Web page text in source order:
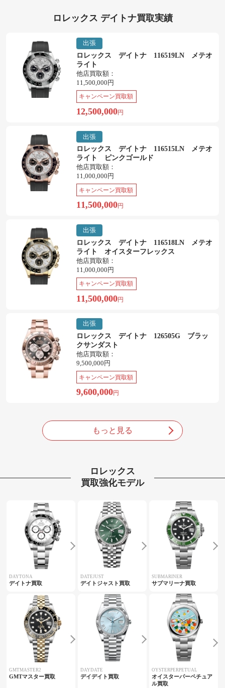
ロレックス デイトナ買取実績
出張
ロレックス デイトナ 116519LN メテオ
ライト
他店買取額：
11,500,000円
キャンペーン買取額
12,500,000円
出張
ロレックス デイトナ 116515LN メテオ
ライト ピンクゴールド
他店買取額：
11,000,000円
キャンペーン買取額
11,500,000円
出張
ロレックス デイトナ 116518LN メテオ
ライト オイスターフレックス
他店買取額：
11,000,000円
キャンペーン買取額
11,500,000円
出張
ロレックス デイトナ 126505G ブラッ
クサンダスト
他店買取額：
9,500,000円
キャンペーン買取額
9,600,000円
もっと見る
ロレックス
買取強化モデル
DAYTONA
デイトナ買取
DATEJUST
デイトジャスト買取
SUBMARINER
サブマリーナ買取
GMTMASTER2
GMTマスター買取
DAYDATE
デイデイト買取
OYSTERPERPETUAL
オイスターパーペチュア
ル買取